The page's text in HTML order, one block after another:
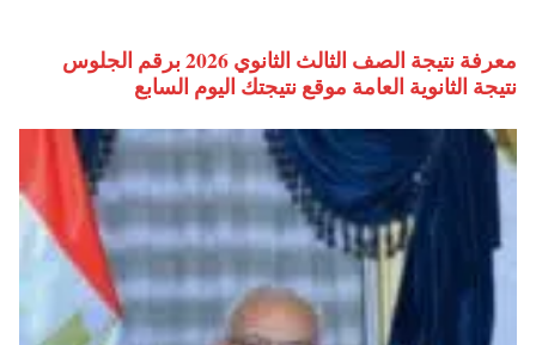
معرفة نتيجة الصف الثالث الثانوي 2026 برقم الجلوس
نتيجة الثانوية العامة موقع نتيجتك اليوم السابع